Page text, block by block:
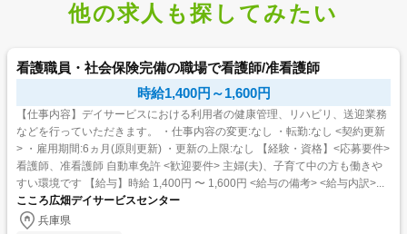
他の求人も探してみたい
看護職員・社会保険完備の職場で看護師/准看護師
時給1,400円～1,600円
【仕事内容】デイサービスにおける利用者の健康管理、リハビリ、送迎業務
などを行っていただきます。 ・仕事内容の変更:なし ・転勤:なし <契約更新
> ・雇用期間:6ヵ月(原則更新) ・更新の上限:なし 【経験・資格】<応募要件>
看護師、准看護師 自動車免許 <歓迎要件> 主婦(夫)、子育て中の方も働きや
すい環境です 【給与】時給 1,400円 〜 1,600円 <給与の備考> <給与内訳>...
こころ広畑デイサービスセンター
兵庫県